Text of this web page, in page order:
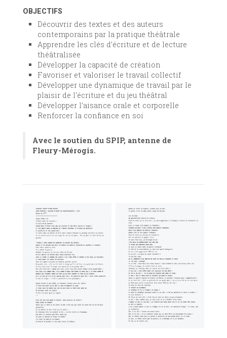
OBJECTIFS
Découvrir des textes et des auteurs
contemporains par la pratique théâtrale
Apprendre les clés d’écriture et de lecture
théâtralisée
Développer la capacité de création
Favoriser et valoriser le travail collectif
Développer une dynamique de travail par le
plaisir de l’écriture et du jeu théâtral
Développer l’aisance orale et corporelle
Renforcer la confiance en soi
Avec le soutien du SPIP, antenne de
Fleury-Mérogis.